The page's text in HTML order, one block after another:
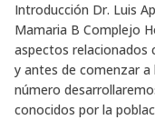
Introducción Dr. Luis
Mamaria B Complejo
aspectos relacionados
y antes de comenzar
número
conocidos por la